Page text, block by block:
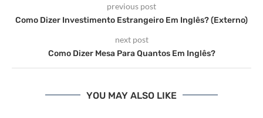
previous post
Como Dizer Investimento Estrangeiro Em Inglês? (Externo)
next post
Como Dizer Mesa Para Quantos Em Inglês?
YOU MAY ALSO LIKE